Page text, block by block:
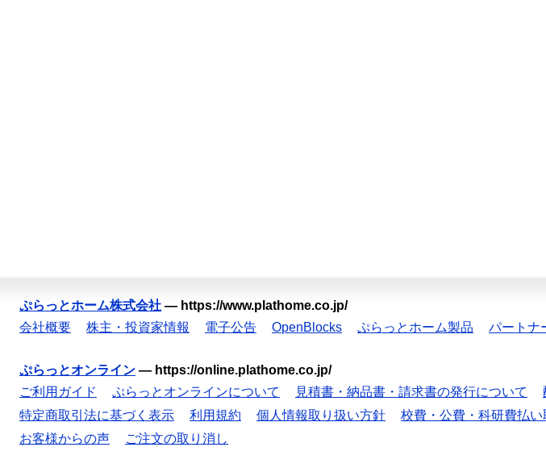
ぷらっとホーム株式会社 — https://www.plathome.co.jp/
会社概要
株主・投資家情報 電子公告 OpenBlocks ぷらっとホーム製品 パートナ
ぷらっとオンライン — https://online.plathome.co.jp/
ご利用ガイド
ぷらっとオンラインについて 見積書・納品書・請求書の発行について
特定商取引法に基づく表示
利用規約 個人情報取り扱い方針 校費・公費・科研費払
お客様からの声
ご注文の取り消し